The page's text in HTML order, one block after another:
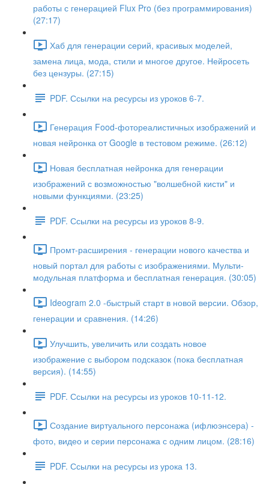
работы с генерацией Flux Pro (без программирования)
(27:17)
Хаб для генерации серий, красивых моделей,
замена лица, мода, стили и многое другое. Нейросеть
без цензуры. (27:15)
PDF. Ссылки на ресурсы из уроков 6-7.
Генерация Food-фотореалистичных изображений и
новая нейронка от Google в тестовом режиме. (26:12)
Новая бесплатная нейронка для генерации
изображений с возможностью "волшебной кисти" и
новыми функциями. (23:25)
PDF. Ссылки на ресурсы из уроков 8-9.
Промт-расширения - генерации нового качества и
новый портал для работы с изображениями. Мульти-
модульная платформа и бесплатная генерация. (30:05)
Ideogram 2.0 -быстрый старт в новой версии. Обзор,
генерации и сравнения. (14:26)
Улучшить, увеличить или создать новое
изображение с выбором подсказок (пока бесплатная
версия). (14:55)
PDF. Ссылки на ресурсы из уроков 10-11-12.
Создание виртуального персонажа (ифлюэнсера) -
фото, видео и серии персонажа с одним лицом. (28:16)
PDF. Ссылки на ресурсы из урока 13.